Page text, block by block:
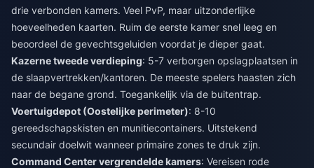
drie verbonden kamers. Veel PvP, maar uitzonderlijke
hoeveelheden kaarten. Ruim de eerste kamer snel leeg en
beoordeel de gevechtsgeluiden voordat je dieper gaat.
Kazerne tweede verdieping: 5-7 verborgen opslagplaatsen in
de slaapvertrekken/kantoren. De meeste spelers haasten zich
naar de begane grond. Toegankelijk via de buitentrap.
Voertuigdepot (Oostelijke perimeter): 8-10
gereedschapskisten en munitiecontainers. Uitstekend
secundair doelwit wanneer primaire zones te druk zijn.
Command Center vergrendelde kamers: Vereisen rode